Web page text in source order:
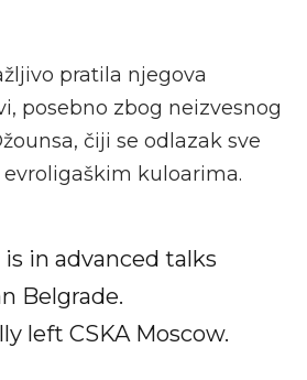
pratila njegova
posebno zbog neizvesnog
čiji se odlazak sve
kuloarima.
in advanced talks
Belgrade.
left CSKA Moscow.